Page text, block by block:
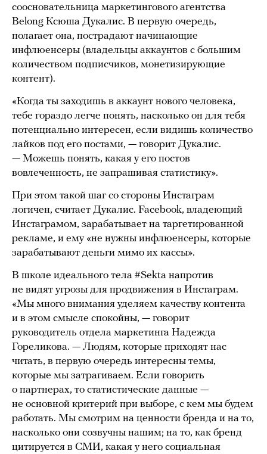
соосновательница маркетингового агентства
Belong Ксюша Дукалис. В первую очередь,
полагает она, пострадают начинающие
инфлюенсеры (владельцы аккаунтов с большим
количеством подписчиков, монетизирующие
контент).
«Когда ты заходишь в аккаунт нового человека,
тебе гораздо легче понять, насколько он для тебя
потенциально интересен, если видишь количество
лайков под его постами, — говорит Дукалис.
— Можешь понять, какая у его постов
вовлеченность, не запрашивая статистику».
При этом такой шаг со стороны Инстаграм
логичен, считает Дукалис. Facebook, владеющий
Инстаграмом, зарабатывает на таргетированной
рекламе, и ему «не нужны инфлюенсеры, которые
зарабатывают деньги мимо их кассы».
В школе идеального тела #Sekta напротив
не видят угрозы для продвижения в Инстаграм.
«Мы много внимания уделяем качеству контента
и в этом смысле спокойны, — говорит
руководитель отдела маркетинга Надежда
Гореликова. — Людям, которые приходят нас
читать, в первую очередь интересны темы,
которые мы затрагиваем. Если говорить
о партнерах, то статистические данные —
не основной критерий при выборе, с кем мы будем
работать. Мы смотрим на ценности бренда и на то,
насколько они созвучны нашим; на то, как бренд
цитируется в СМИ, какая у него социальная